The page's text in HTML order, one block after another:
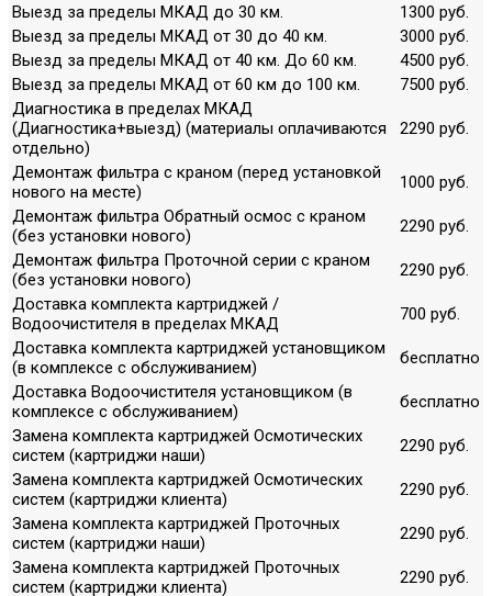
Выезд за пределы МКАД до 30 км.
1300 руб.
Выезд за пределы МКАД от 30 до 40 км.
3000 руб.
Выезд за пределы МКАД от 40 км. До 60 км.
4500 руб.
Выезд за пределы МКАД от 60 км до 100 км.
7500 руб.
Диагностика в пределах МКАД
(Диагностика+выезд) (материалы оплачиваются
отдельно)
2290 руб.
Демонтаж фильтра с краном (перед установкой
нового на месте)
1000 руб.
Демонтаж фильтра Обратный осмос с краном
(без установки нового)
2290 руб.
Демонтаж фильтра Проточной серии с краном
(без установки нового)
2290 руб.
Доставка комплекта картриджей /
Водоочистителя в пределах МКАД
700 руб.
Доставка комплекта картриджей установщиком
(в комплексе с обслуживанием)
бесплатно
Доставка Водоочистителя установщиком (в
комплексе с обслуживанием)
бесплатно
Замена комплекта картриджей Осмотических
систем (картриджи наши)
2290 руб.
Замена комплекта картриджей Осмотических
систем (картриджи клиента)
2290 руб.
Замена комплекта картриджей Проточных
систем (картриджи наши)
2290 руб.
Замена комплекта картриджей Проточных
систем (картриджи клиента)
2290 руб.